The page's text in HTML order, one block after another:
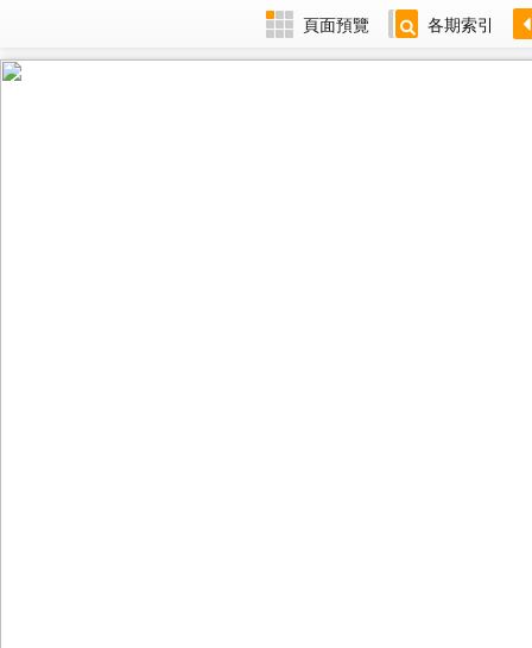
頁面預覽 各期索引